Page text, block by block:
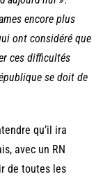
encore plus
ont considéré que
ces difficultés
se doit de
qu’il ira
avec un RN
de toutes les